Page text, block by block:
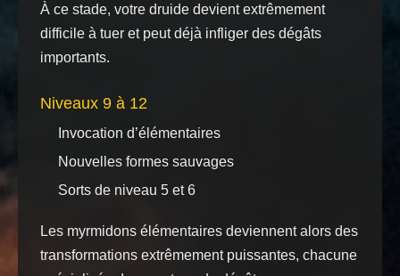
À ce stade, votre druide devient extrêmement
difficile à tuer et peut déjà infliger des dégâts
importants.
Niveaux 9 à 12
Invocation d’élémentaires
Nouvelles formes sauvages
Sorts de niveau 5 et 6
Les myrmidons élémentaires deviennent alors des
transformations extrêmement puissantes, chacune